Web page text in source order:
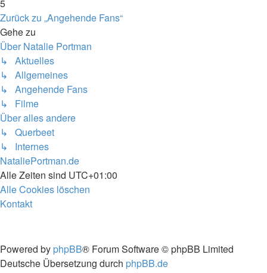
5
Zurück zu „Angehende Fans“
Gehe zu
Über Natalie Portman
↳ Aktuelles
↳ Allgemeines
↳ Angehende Fans
↳ Filme
Über alles andere
↳ Querbeet
↳ Internes
NataliePortman.de
Alle Zeiten sind UTC+01:00
Alle Cookies löschen
Kontakt
Powered by phpBB® Forum Software © phpBB Limited
Deutsche Übersetzung durch phpBB.de